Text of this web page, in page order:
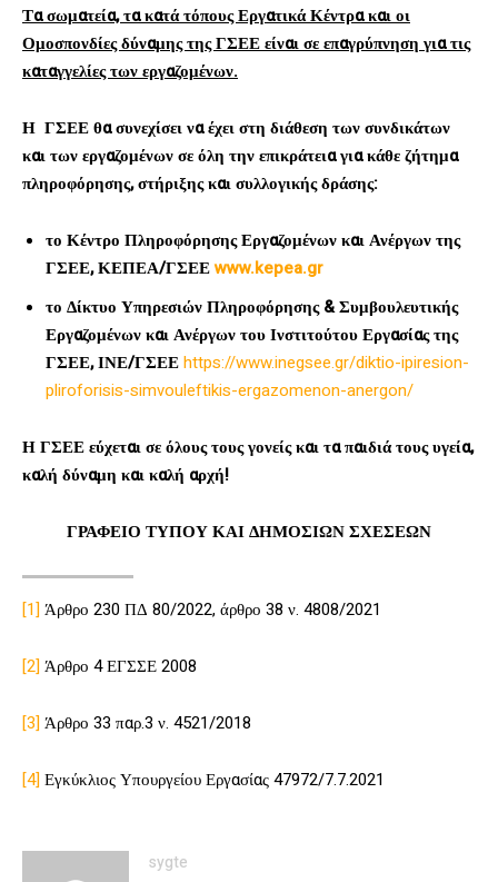
Τα σωματεία, τα κατά τόπους Εργατικά Κέντρα και οι
Ομοσπονδίες δύναμης της ΓΣΕΕ είναι σε επαγρύπνηση για τις
καταγγελίες των εργαζομένων.
Η ΓΣΕΕ θα συνεχίσει να έχει στη διάθεση των συνδικάτων
και των εργαζομένων σε όλη την επικράτεια για κάθε ζήτημα
πληροφόρησης, στήριξης και συλλογικής δράσης:
το Κέντρο Πληροφόρησης Εργαζομένων και Ανέργων της
ΓΣΕΕ, ΚΕΠΕΑ/ΓΣΕΕwww.kepea.gr
το Δίκτυο Υπηρεσιών Πληροφόρησης & Συμβουλευτικής
Εργαζομένων και Ανέργων του Ινστιτούτου Εργασίας της
ΓΣΕΕ, ΙΝΕ/ΓΣΕΕhttps://www.inegsee.gr/diktio-ipiresion-
pliroforisis-simvouleftikis-ergazomenon-anergon/
Η ΓΣΕΕ εύχεται σε όλους τους γονείς και τα παιδιά τους υγεία,
καλή δύναμη και καλή αρχή!
ΓΡΑΦΕΙΟ ΤΥΠΟΥ ΚΑΙ ΔΗΜΟΣΙΩΝ ΣΧΕΣΕΩΝ
[1]Άρθρο 230 ΠΔ 80/2022, άρθρο 38 ν. 4808/2021
[2]Άρθρο 4 ΕΓΣΣΕ 2008
[3]Άρθρο 33 παρ.3 ν. 4521/2018
[4]Εγκύκλιος Υπουργείου Εργασίας 47972/7.7.2021
sygte